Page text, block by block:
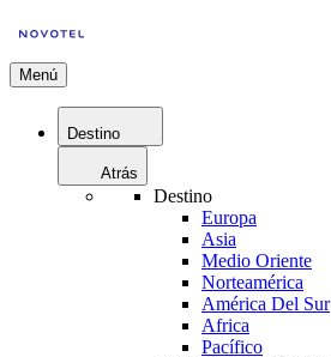
Menú
Destino
Atrás
Destino
Europa
Asia
Medio Oriente
Norteamérica
América Del Sur
Africa
Pacífico